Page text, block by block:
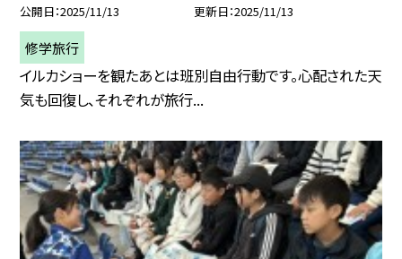
公開日 2025/11/13 更新日 2025/11/13
修学旅行
イルカショーを観たあとは班別自由行動です。心配された天
気も回復し、それぞれが旅行...